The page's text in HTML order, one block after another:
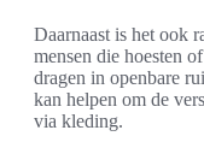
Daarnaast is het ook
mensen die hoesten
dragen in openbare
kan helpen om de
via kleding.